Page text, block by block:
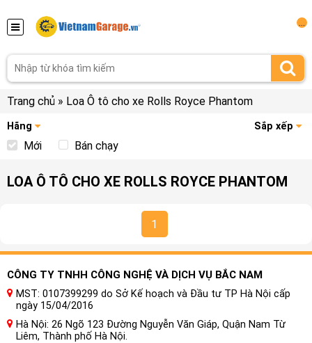
Trang chủ » Loa Ô tô cho xe Rolls Royce Phantom
Hãng Sắp xếp
Mới Bán chạy
LOA Ô TÔ CHO XE ROLLS ROYCE PHANTOM
1
CÔNG TY TNHH CÔNG NGHỆ VÀ DỊCH VỤ BẮC NAM
MST: 0107399299 do Sở Kế hoạch và Đầu tư TP Hà Nội cấp
ngày 15/04/2016
Hà Nội: 26 Ngõ 123 Đường Nguyễn Văn Giáp, Quận Nam Từ
Liêm, Thành phố Hà Nội.